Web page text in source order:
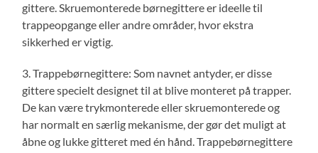
gittere. Skruemonterede børnegittere er ideelle til
trappeopgange eller andre områder, hvor ekstra
sikkerhed er vigtig.
3. Trappebørnegittere: Som navnet antyder, er disse
gittere specielt designet til at blive monteret på trapper.
De kan være trykmonterede eller skruemonterede og
har normalt en særlig mekanisme, der gør det muligt at
åbne og lukke gitteret med én hånd. Trappebørnegittere